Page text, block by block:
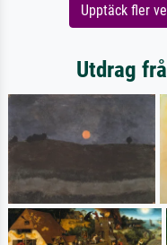
Upptäck fler
Utdrag